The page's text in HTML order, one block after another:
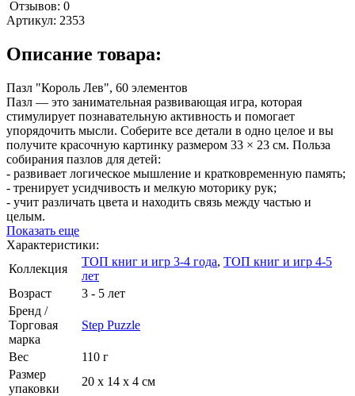
Отзывов: 0
Артикул: 2353
Описание товара:
Пазл "Король Лев", 60 элементов
Пазл — это занимательная развивающая игра, которая
стимулирует познавательную активность и помогает
упорядочить мысли. Соберите все детали в одно целое и вы
получите красочную картинку размером 33 × 23 см. Польза
собирания пазлов для детей:
- развивает логическое мышление и кратковременную память;
- тренирует усидчивость и мелкую моторику рук;
- учит различать цвета и находить связь между частью и
целым.
Показать еще
Характеристики:
Коллекция
ТОП книг и игр 3-4 года, ТОП книг и игр 4-5
лет
Возраст
3 - 5 лет
Бренд /
Торговая
марка
Step Puzzle
Вес
110 г
Размер
упаковки
20 х 14 х 4 см